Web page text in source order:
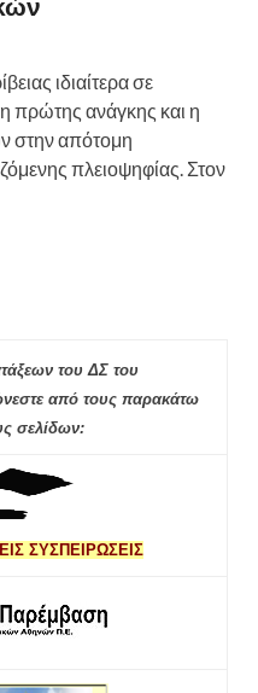
ιδιαίτερα σε
πρώτης ανάγκης και η
στην απότομη
πλειοψηφίας. Στον
του ΔΣ του
από τους παρακάτω
σελίδων:
ΣΥΣΠΕΙΡΩΣΕΙΣ